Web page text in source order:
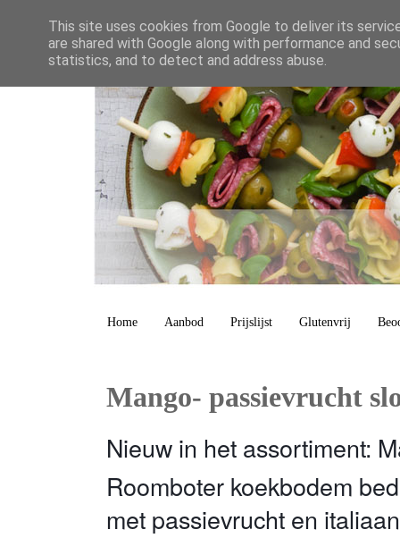
Home Aanbod Prijslijst Glutenvrij
Mango- passievrucht
Nieuw in het assortiment:
Roomboter koekbodem
met passievrucht en
This site uses cookies from Google to deliver its
are shared with Google along with performance and
statistics, and to detect and address abuse.